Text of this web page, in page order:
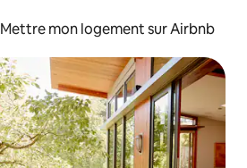
Mettre mon logement sur Airbnb